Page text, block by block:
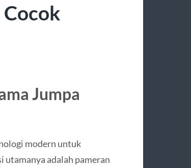
Jumpa
modern untuk
utamanya adalah pameran